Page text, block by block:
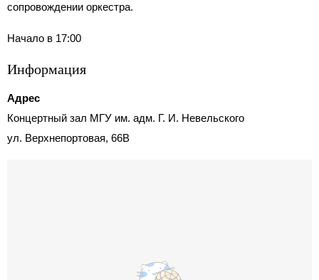
сопровождении оркестра.
Начало в 17:00
Информация
Адрес
Концертный зал МГУ им. адм. Г. И. Невельского
ул. Верхнепортовая, 66В